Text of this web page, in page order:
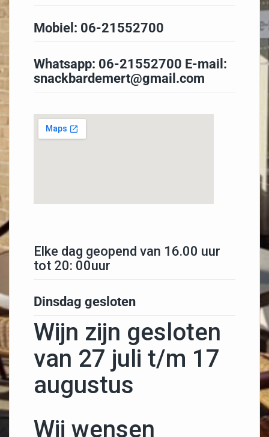
Mobiel: 06-21552700
Whatsapp: 06-21552700 E-mail:
snackbardemert@gmail.com
Elke dag geopend van 16.00 uur
tot 20: 00uur
Dinsdag gesloten
Wijn zijn gesloten
van 27 juli t/m 17
augustus
Wij wensen